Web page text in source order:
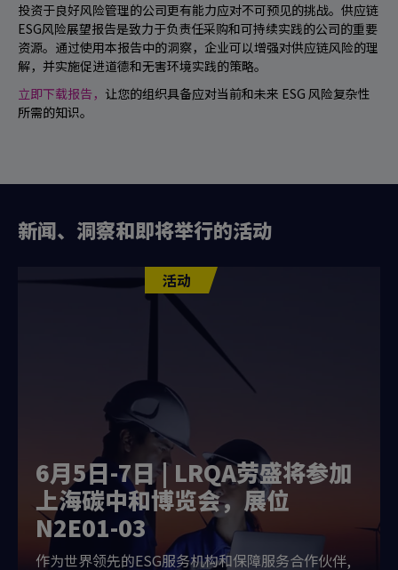
投资于良好风险管理的公司更有能力应对不可预见的挑战。供应链
ESG风险展望报告是致力于负责任采购和可持续实践的公司的重要
资源。通过使用本报告中的洞察，企业可以增强对供应链风险的理
解，并实施促进道德和无害环境实践的策略。
立即下载报告， 让您的组织具备应对当前和未来 ESG 风险复杂性
所需的知识。
新闻、洞察和即将举行的活动
6月5日-7日 | LRQA劳盛将参加
上海碳中和博览会，展位
N2E01-03
活动
作为世界领先的ESG服务机构和保障服务合作伙伴,